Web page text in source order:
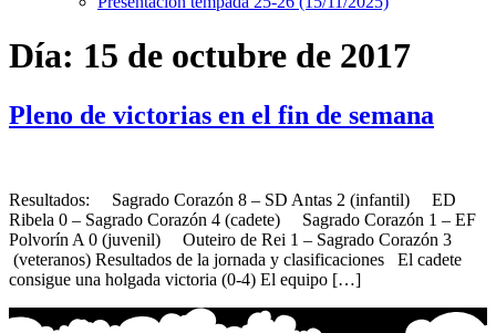
Día: 15 de octubre de 2017
Pleno de victorias en el fin de semana
Resultados: Sagrado Corazón 8 – SD Antas 2 (infantil) ED
Ribela 0 – Sagrado Corazón 4 (cadete) Sagrado Corazón 1 – EF
Polvorín A 0 (juvenil) Outeiro de Rei 1 – Sagrado Corazón 3
(veteranos) Resultados de la jornada y clasificaciones El cadete
consigue una holgada victoria (0-4) El equipo […]